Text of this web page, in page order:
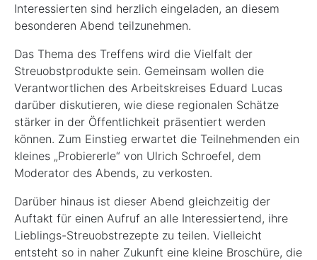
Interessierten sind herzlich eingeladen, an diesem
besonderen Abend teilzunehmen.
Das Thema des Treffens wird die Vielfalt der
Streuobstprodukte sein. Gemeinsam wollen die
Verantwortlichen des Arbeitskreises Eduard Lucas
darüber diskutieren, wie diese regionalen Schätze
stärker in der Öffentlichkeit präsentiert werden
können. Zum Einstieg erwartet die Teilnehmenden ein
kleines „Probiererle“ von Ulrich Schroefel, dem
Moderator des Abends, zu verkosten.
Darüber hinaus ist dieser Abend gleichzeitig der
Auftakt für einen Aufruf an alle Interessiertend, ihre
Lieblings-Streuobstrezepte zu teilen. Vielleicht
entsteht so in naher Zukunft eine kleine Broschüre, die